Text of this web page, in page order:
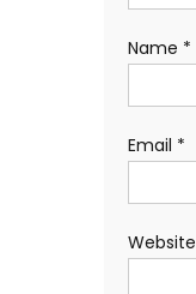
Name *
Email *
Website